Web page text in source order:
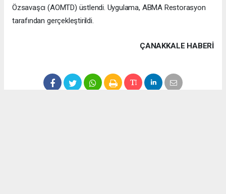
Özsavaşcı (AOMTD) üstlendi. Uygulama, ABMA Restorasyon
tarafından gerçekleştirildi.
ÇANAKKALE HABERİ